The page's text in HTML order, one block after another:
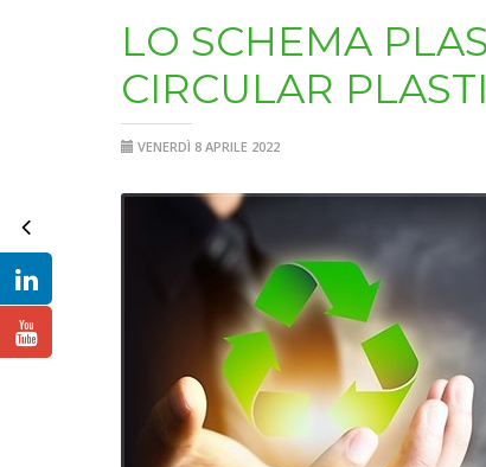
LO SCHEMA
CIRCULAR
VENERDÌ 8 APRILE 2022